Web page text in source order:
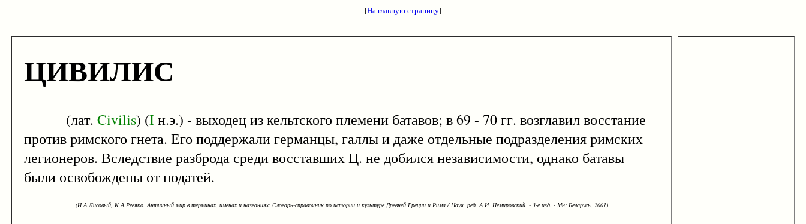
[На главную страницу]
ЦИВИЛИС
(лат. Civilis) (Iн.э.) - выходец из кельтского племени батавов; в 69 - 70 гг. возглавил восстание
против римского гнета. Его поддержали германцы, галлы и даже отдельные подразделения римских
легионеров. Вследствие разброда среди восставших Ц. не добился независимости, однако батавы
были освобождены от податей.
(И.А.Лисовый, К.А.Ревяко. Античный мир в терминах, именах и названиях: Словарь-справочник по истории и культуре Древней Греции и Рима / Науч. ред. А.И. Немировский. - 3-е изд. - Мн: Беларусь, 2001)